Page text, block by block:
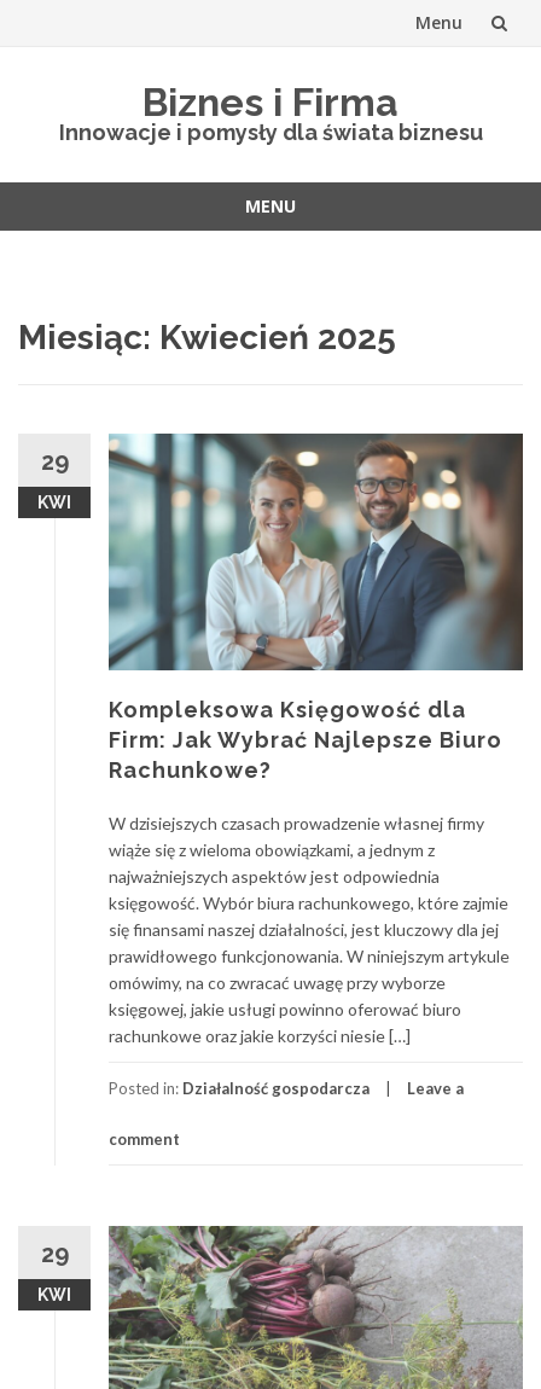
Menu
Biznes i Firma
Innowacje i pomysły dla świata biznesu
MENU
Miesiąc: Kwiecień 2025
29
KWI
Kompleksowa Księgowość dla
Firm: Jak Wybrać Najlepsze Biuro
Rachunkowe?
W dzisiejszych czasach prowadzenie własnej firmy
wiąże się z wieloma obowiązkami, a jednym z
najważniejszych aspektów jest odpowiednia
księgowość. Wybór biura rachunkowego, które zajmie
się finansami naszej działalności, jest kluczowy dla jej
prawidłowego funkcjonowania. W niniejszym artykule
omówimy, na co zwracać uwagę przy wyborze
księgowej, jakie usługi powinno oferować biuro
rachunkowe oraz jakie korzyści niesie […]
Posted in: Działalność gospodarcza Leave a
comment
29
KWI